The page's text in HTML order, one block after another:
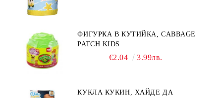
ФИГУРКА В КУТИЙКА, CABBAGE
PATCH KIDS
€2.04 3.99лв.
КУКЛА КУКИН, ХАЙДЕ ДА